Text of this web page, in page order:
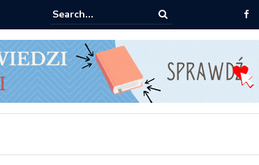
Znak: książki od 2,90 zł do zamówienia